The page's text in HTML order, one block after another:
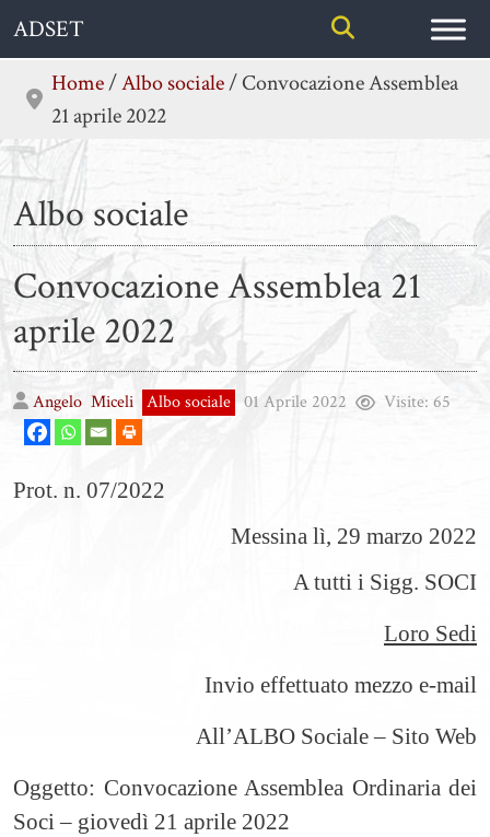
Skip
content
ADSET
Home/Albo sociale/Convocazione Assemblea
21 aprile 2022
Albo sociale
Convocazione Assemblea 21
aprile 2022
Angelo Miceli Albo sociale 01 Aprile 2022 Visite: 65
Prot. n. 07/2022
Messina lì, 29 marzo 2022
A tutti i Sigg. SOCI
Loro Sedi
Invio effettuato mezzo e-mail
All’ALBO Sociale – Sito Web
Oggetto: Convocazione Assemblea Ordinaria dei
Soci – giovedì 21 aprile 2022